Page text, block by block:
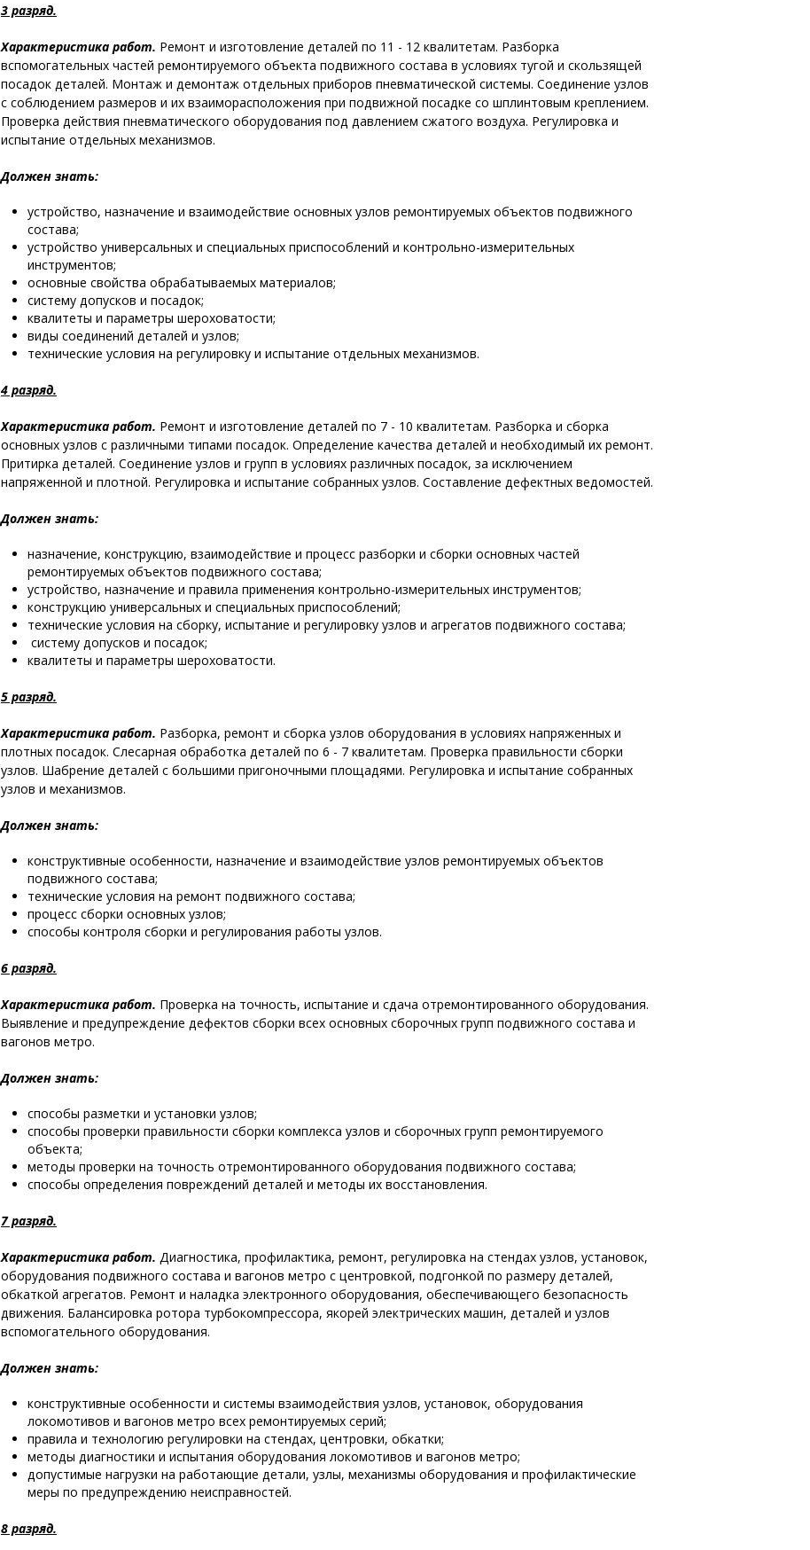
3 разряд.
Характеристика работ. Ремонт и изготовление деталей по 11 - 12 квалитетам. Разборка
вспомогательных частей ремонтируемого объекта подвижного состава в условиях тугой и скользящей
посадок деталей. Монтаж и демонтаж отдельных приборов пневматической системы. Соединение узлов
с соблюдением размеров и их взаиморасположения при подвижной посадке со шплинтовым креплением.
Проверка действия пневматического оборудования под давлением сжатого воздуха. Регулировка и
испытание отдельных механизмов.
Должен знать:
устройство, назначение и взаимодействие основных узлов ремонтируемых объектов подвижного
состава;
устройство универсальных и специальных приспособлений и контрольно-измерительных
инструментов;
основные свойства обрабатываемых материалов;
систему допусков и посадок;
квалитеты и параметры шероховатости;
виды соединений деталей и узлов;
технические условия на регулировку и испытание отдельных механизмов.
4 разряд.
Характеристика работ. Ремонт и изготовление деталей по 7 - 10 квалитетам. Разборка и сборка
основных узлов с различными типами посадок. Определение качества деталей и необходимый их ремонт.
Притирка деталей. Соединение узлов и групп в условиях различных посадок, за исключением
напряженной и плотной. Регулировка и испытание собранных узлов. Составление дефектных ведомостей.
Должен знать:
назначение, конструкцию, взаимодействие и процесс разборки и сборки основных частей
ремонтируемых объектов подвижного состава;
устройство, назначение и правила применения контрольно-измерительных инструментов;
конструкцию универсальных и специальных приспособлений;
технические условия на сборку, испытание и регулировку узлов и агрегатов подвижного состава;
систему допусков и посадок;
квалитеты и параметры шероховатости.
5 разряд.
Характеристика работ. Разборка, ремонт и сборка узлов оборудования в условиях напряженных и
плотных посадок. Слесарная обработка деталей по 6 - 7 квалитетам. Проверка правильности сборки
узлов. Шабрение деталей с большими пригоночными площадями. Регулировка и испытание собранных
узлов и механизмов.
Должен знать:
конструктивные особенности, назначение и взаимодействие узлов ремонтируемых объектов
подвижного состава;
технические условия на ремонт подвижного состава;
процесс сборки основных узлов;
способы контроля сборки и регулирования работы узлов.
6 разряд.
Характеристика работ. Проверка на точность, испытание и сдача отремонтированного оборудования.
Выявление и предупреждение дефектов сборки всех основных сборочных групп подвижного состава и
вагонов метро.
Должен знать:
способы разметки и установки узлов;
способы проверки правильности сборки комплекса узлов и сборочных групп ремонтируемого
объекта;
методы проверки на точность отремонтированного оборудования подвижного состава;
способы определения повреждений деталей и методы их восстановления.
7 разряд.
Характеристика работ. Диагностика, профилактика, ремонт, регулировка на стендах узлов, установок,
оборудования подвижного состава и вагонов метро с центровкой, подгонкой по размеру деталей,
обкаткой агрегатов. Ремонт и наладка электронного оборудования, обеспечивающего безопасность
движения. Балансировка ротора турбокомпрессора, якорей электрических машин, деталей и узлов
вспомогательного оборудования.
Должен знать:
конструктивные особенности и системы взаимодействия узлов, установок, оборудования
локомотивов и вагонов метро всех ремонтируемых серий;
правила и технологию регулировки на стендах, центровки, обкатки;
методы диагностики и испытания оборудования локомотивов и вагонов метро;
допустимые нагрузки на работающие детали, узлы, механизмы оборудования и профилактические
меры по предупреждению неисправностей.
8 разряд.